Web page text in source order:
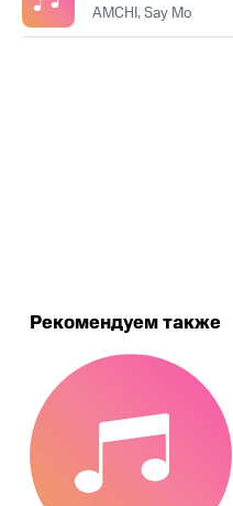
AMCHI, Say Mo
Рекомендуем также